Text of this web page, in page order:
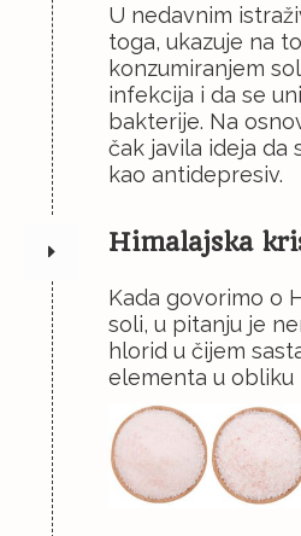
U nedavnim
toga, ukazuje na
konzumiranjem
infekcija i da se
bakterije. Na
čak javila ideja da
kao antidepresiv.
Himalajska
Kada govorimo o
soli, u pitanju je
hlorid u čijem
elementa u obliku